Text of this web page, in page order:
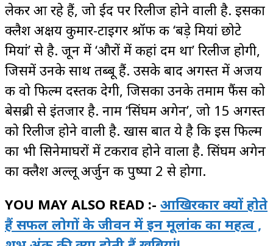
लेकर आ रहे हैं, जो ईद पर रिलीज होने वाली है. इसका
क्लैश अक्षय कुमार-टाइगर श्रॉफ की ‘बड़े मियां छोटे
मियां’ से है. जून में ‘औरों में कहां दम था’ रिलीज होगी,
जिसमें उनके साथ तब्बू हैं. उसके बाद अगस्त में अजय
की वो फिल्म दस्तक देगी, जिसका उनके तमाम फैंस को
बेसब्री से इंतजार है. नाम ‘सिंघम अगेन’, जो 15 अगस्त
को रिलीज होने वाली है. खास बात ये है कि इस फिल्म
का भी सिनेमाघरों में टकराव होने वाला है. सिंघम अगेन
का क्लैश अल्लू अर्जुन की पुष्पा 2 से होगा.
YOU MAY ALSO READ :- आखिरकार क्यों होते
हैं सफल लोगों के जीवन में इन मूलांक का महत्व ,